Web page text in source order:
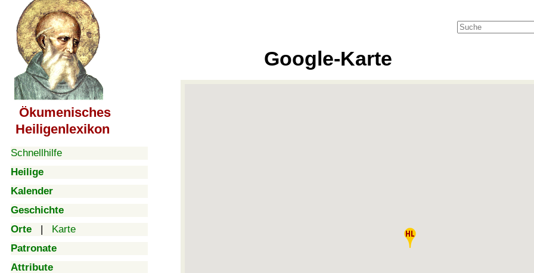
Ökumenisches
Heiligenlexikon
Schnellhilfe
Heilige
Kalender
Geschichte
Orte | Karte
Patronate
Attribute
Google-Karte